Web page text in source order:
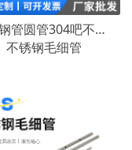
不锈钢管圆管304吧不锈钢毛细管卫生管 折弯打孔 内外光亮无缝管
不锈钢毛细管